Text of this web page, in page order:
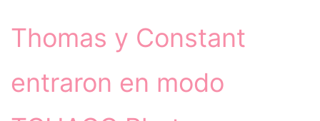
Thomas y Constant
entraron en modo